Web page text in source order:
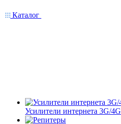
Каталог
Усилители интернета 3G/4G